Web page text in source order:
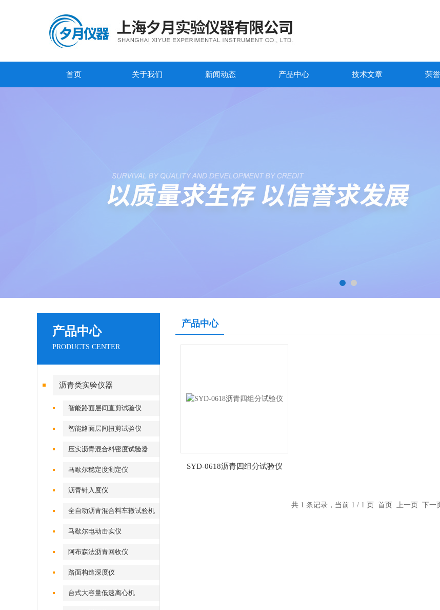
首页 关于我们 新闻动态 产品中心 技术文章 荣
产品中心
PRODUCTS CENTER
沥青类实验仪器
智能路面层间直剪试验仪
智能路面层间扭剪试验仪
压实沥青混合料密度试验器
马歇尔稳定度测定仪
沥青针入度仪
全自动沥青混合料车辙试验机
马歇尔电动击实仪
阿布森法沥青回收仪
路面构造深度仪
台式大容量低速离心机
产品中心
SYD-0618沥青四组分试验仪
共 1 条记录，当前 1 / 1 页 首页 上一页 下